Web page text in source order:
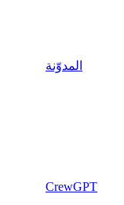
المدوّنة
CrewGPT